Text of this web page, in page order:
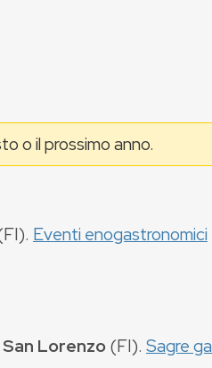
o il prossimo anno.
FI). Eventi enogastronomici
Lorenzo(FI). Sagre